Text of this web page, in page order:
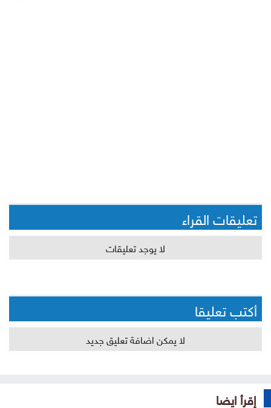
تعليقات القراء
لا يوجد تعليقات
أكتب تعليقا
لا يمكن اضافة تعليق جديد
إقرأ ايضا